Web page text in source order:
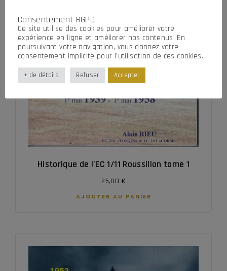
Historique de l’EC 1/11 Roussillon tome 1
25,00 €
AJOUTER AU PANIER
Consentement RGPD
Ce site utilise des cookies pour améliorer votre
expérience en ligne et améliorer nos contenus. En
poursuivant votre navigation, vous donnez votre
consentement implicite pour l’utilisation de ces cookies.
+ de détails Refuser Accepter